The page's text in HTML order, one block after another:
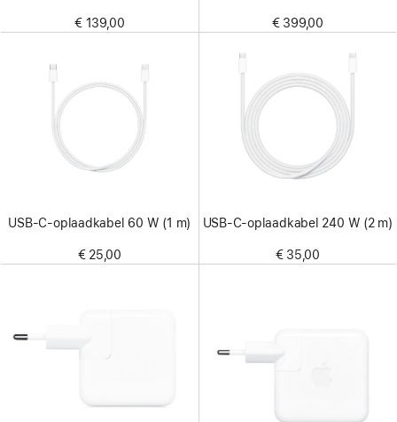
€ 139,00 € 399,00
USB‑C-oplaadkabel 60 W (1 m)
€ 25,00
USB‑C-oplaadkabel 240 W (2 m)
€ 35,00